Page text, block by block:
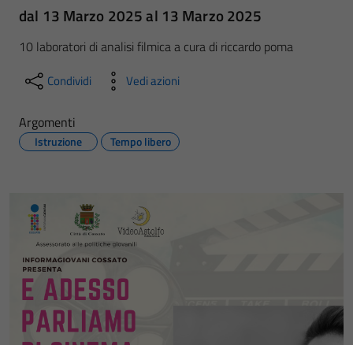
dal 13 Marzo 2025 al 13 Marzo 2025
10 laboratori di analisi filmica a cura di riccardo poma
Condividi Vedi azioni
Argomenti
Istruzione Tempo libero